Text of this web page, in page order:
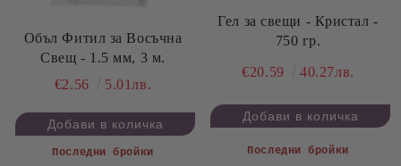
Объл Фитил за Восъчна
Свещ - 1.5 мм, 3 м.
€2.56
5.01лв.
Последни бройки
Гел за свещи - Кристал -
750 гр.
€20.59 40.27лв.
Последни бройки